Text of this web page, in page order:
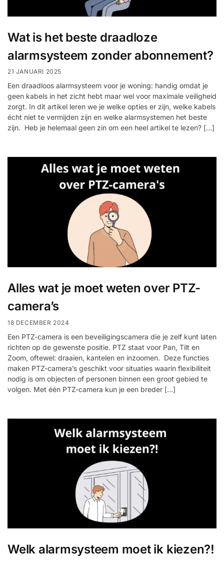
Wat is het beste draadloze
alarmsysteem zonder abonnement?
21 JANUARI 2025
Een draadloos alarmsysteem voor je woning: handig omdat je
geen kabels in het zicht hebt maar wel voor maximale veiligheid
zorgt. In dit artikel leren we je welke opties er zijn, welke kabels
écht niet te vermijden zijn en welke alarmsystemen het beste
zijn. Heb je helemaal geen zin om een heel artikel te lezen? […]
Alles wat je moet weten over PTZ-
camera’s
18 DECEMBER 2024
Een PTZ-camera is een beveiligingscamera die je zelf kunt laten
richten op de gewenste positie. PTZ staat voor Pan, Tilt en
Zoom, oftewel: draaien, kantelen en inzoomen. Deze functies
maken PTZ-camera’s geschikt voor situaties waarin flexibiliteit
nodig is om objecten of personen binnen een groot gebied te
volgen. Met één PTZ-camera kun je een breder […]
Welk alarmsysteem moet ik kiezen?!